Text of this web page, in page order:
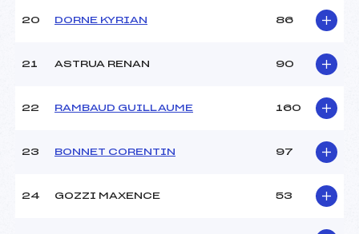
20 DORNE KYRIAN 86
21 ASTRUA RENAN 90
22 RAMBAUD GUILLAUME 160
23 BONNET CORENTIN 97
24 GOZZI MAXENCE 53